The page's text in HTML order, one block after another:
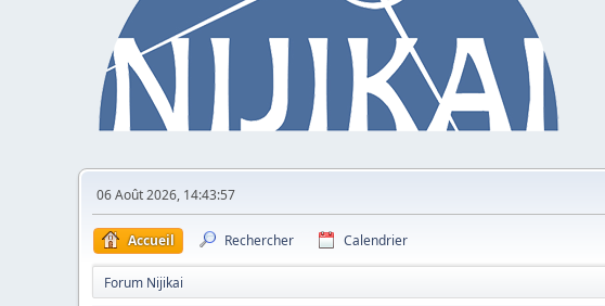
06 Août 2026, 14:43:57
Accueil Rechercher Calendrier
Forum Nijikai